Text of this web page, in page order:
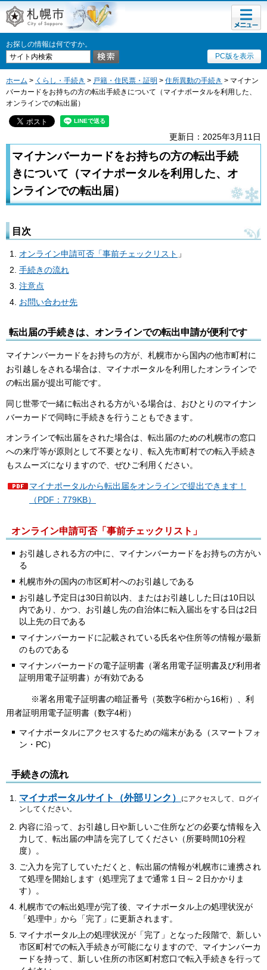
札幌市
お探しの情報は何ですか。
PC版を表示
メニュ
ー
ホーム > くらし・手続き > 戸籍・住民票・証明 > 住所異動の手続き > マイナン
バーカードをお持ちの方の転出手続きについて（マイナポータルを利用した、
オンラインでの転出届）
更新日：2025年3月11日
マイナンバーカードをお持ちの方の転出手続
きについて（マイナポータルを利用した、オ
ンラインでの転出届）
目次
オンライン申請可否「事前チェックリスト 」
手続きの流れ
注意点
お問い合わせ先
転出届の手続きは、オンラインでの転出申請が便利です
マイナンバーカードをお持ちの方が、札幌市から国内の他市町村に
お引越しをされる場合は、マイナポータルを利用したオンラインで
の転出届が提出可能です。
同じ世帯で一緒に転出される方がいる場合は、おひとりのマイナン
バーカードで同時に手続きを行うこともできます。
オンラインで転出届をされた場合は、転出届のための札幌市の窓口
への来庁等が原則として不要となり、転入先市町村での転入手続き
もスムーズになりますので、ぜひご利用ください。
マイナポータルから転出届をオンラインで提出できます！
（PDF：779KB）
オンライン申請可否「事前チェックリスト」
お引越しされる方の中に、マイナンバーカードをお持ちの方がい
る
札幌市外の国内の市区町村へのお引越しである
お引越し予定日は30日前以内、またはお引越しした日は10日以
内であり、かつ、お引越し先の自治体に転入届出をする日は2日
以上先の日である
マイナンバーカードに記載されている氏名や住所等の情報が最新
のものである
マイナンバーカードの電子証明書（署名用電子証明書及び利用者
証明用電子証明書）が有効である
※署名用電子証明書の暗証番号（英数字6桁から16桁）、利
用者証明用電子証明書（数字4桁）
マイナポータルにアクセスするための端末がある（スマートフォ
ン・PC）
手続きの流れ
マイナポータルサイト（外部リンク）
にアクセスして、ログイ
ンしてください。
内容に沿って、お引越し日や新しいご住所などの必要な情報を入
力して、転出届の申請を完了してください（所要時間10分程
度）。
ご入力を完了していただくと、転出届の情報が札幌市に連携され
て処理を開始します（処理完了まで通常１日～２日かかりま
す）。
札幌市での転出処理が完了後、マイナポータル上の処理状況が
「処理中」から「完了」に更新されます。
マイナポータル上の処理状況が「完了」となった段階で、新しい
市区町村での転入手続きが可能になりますので、マイナンバーカ
ードを持って、新しい住所の市区町村窓口で転入手続きを行って